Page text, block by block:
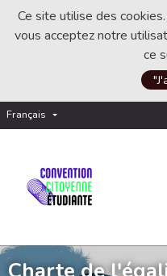
Ce site utilise des
vous acceptez notre
ce
Français Choisir la langue